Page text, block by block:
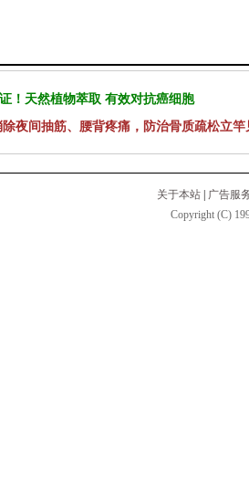
！天然植物萃取 有效对抗癌细胞
夜间抽筋、腰背疼痛，防治骨质疏松立竿
关于本站
广告服
Copyright (C)